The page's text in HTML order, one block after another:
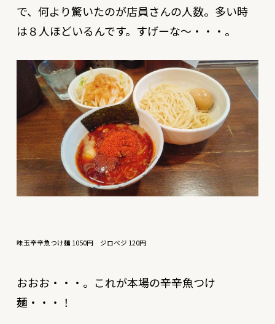
で、何より驚いたのが店員さんの人数。多い時
は８人ほどいるんです。すげーな〜・・・。
味玉辛辛魚つけ麺 1050円 ジロベジ 120円
おおお・・・。これが本場の辛辛魚つけ
麺・・・！